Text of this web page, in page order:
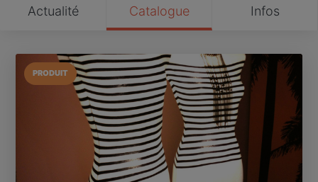
Actualité Catalogue Infos
PRODUIT